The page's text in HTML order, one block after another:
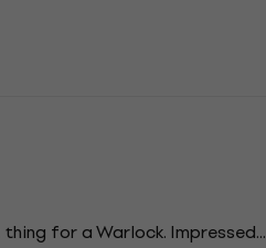
for a Warlock. Impressed...